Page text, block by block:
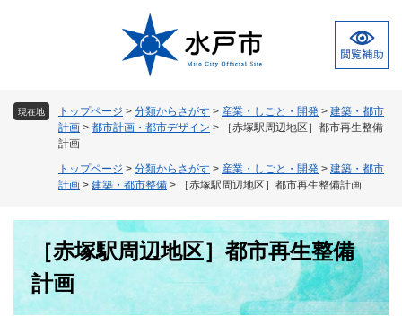
現在地 トップページ > 分類からさがす > 産業・しごと・開発 > 建築・都市
計画 > 都市計画・都市デザイン >
［赤塚駅周辺地区］都市再生整備
計画
トップページ > 分類からさがす > 産業・しごと・開発 > 建築・都市
計画 > 建築・都市整備 > ［赤塚駅周辺地区］都市再生整備計画
［赤塚駅周辺地区］都市再生整備
計画